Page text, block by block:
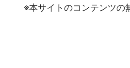
※本サイトのコンテンツの